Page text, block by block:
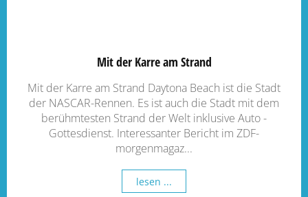
Mit der Karre am Strand
Mit der Karre am Strand Daytona Beach ist die Stadt
der NASCAR-Rennen. Es ist auch die Stadt mit dem
berühmtesten Strand der Welt inklusive Auto -
Gottesdienst. Interessanter Bericht im ZDF-
morgenmagaz...
lesen ...